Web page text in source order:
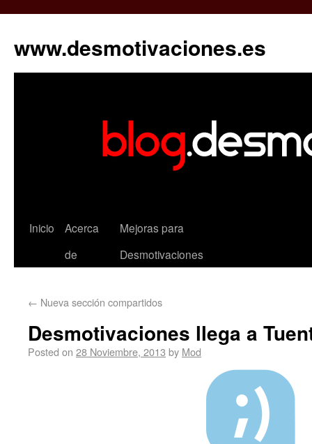
www.desmotivaciones.es
Inicio
Acerca
de
Mejoras para
Desmotivaciones
← Nueva sección compartidos
Desmotivaciones llega a
Posted on 28 Noviembre, 2013 by Mod